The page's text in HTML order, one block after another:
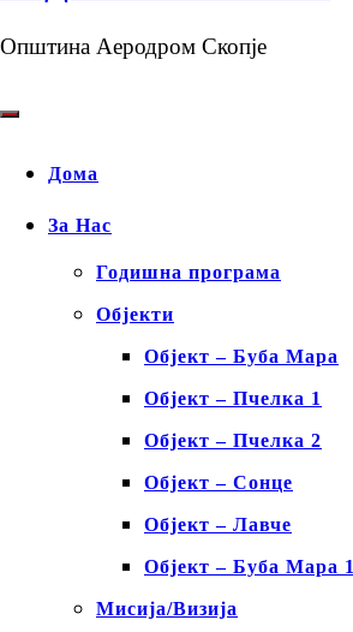
Општина Аеродром Скопје
Дома
За Нас
Годишна програма
Објекти
Објект – Буба Мара
Објект – Пчелка 1
Објект – Пчелка 2
Објект – Сонце
Објект – Лавче
Објект – Буба Мара 1
Мисија/Визија